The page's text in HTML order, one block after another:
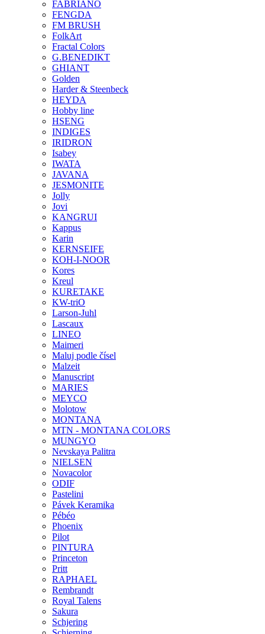
FABRIANO
FENGDA
FM BRUSH
FolkArt
Fractal Colors
G.BENEDIKT
GHIANT
Golden
Harder & Steenbeck
HEYDA
Hobby line
HSENG
INDIGES
IRIDRON
Isabey
IWATA
JAVANA
JESMONITE
Jolly
Jovi
KANGRUI
Kappus
Karin
KERNSEIFE
KOH-I-NOOR
Kores
Kreul
KURETAKE
KW-triO
Larson-Juhl
Lascaux
LINEO
Maimeri
Maluj podle čísel
Malzeit
Manuscript
MARIES
MEYCO
Molotow
MONTANA
MTN - MONTANA COLORS
MUNGYO
Nevskaya Palitra
NIELSEN
Novacolor
ODIF
Pastelini
Pávek Keramika
Pébéo
Phoenix
Pilot
PINTURA
Princeton
Pritt
RAPHAEL
Rembrandt
Royal Talens
Sakura
Schjering